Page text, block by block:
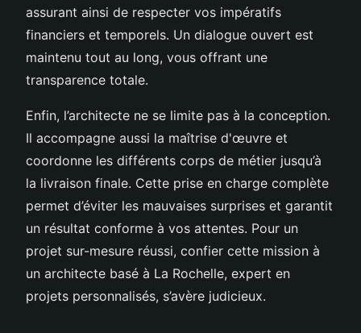
assurant ainsi de respecter vos impératifs
financiers et temporels. Un dialogue ouvert est
maintenu tout au long, vous offrant une
transparence totale.
Enfin, l’architecte ne se limite pas à la conception.
Il accompagne aussi la maîtrise d'œuvre et
coordonne les différents corps de métier jusqu’à
la livraison finale. Cette prise en charge complète
permet d’éviter les mauvaises surprises et garantit
un résultat conforme à vos attentes. Pour un
projet sur-mesure réussi, confier cette mission à
un architecte basé à La Rochelle, expert en
projets personnalisés, s’avère judicieux.